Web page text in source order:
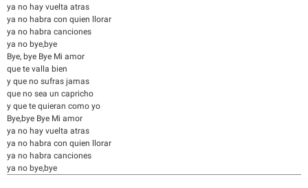
ya no hay vuelta atras
ya no habra con quien llorar
ya no habra canciones
ya no bye,bye
Bye, bye Bye Mi amor
que te valla bien
y que no sufras jamas
que no sea un capricho
y que te quieran como yo
Bye,bye Bye Mi amor
ya no hay vuelta atras
ya no habra con quien llorar
ya no habra canciones
ya no bye,bye